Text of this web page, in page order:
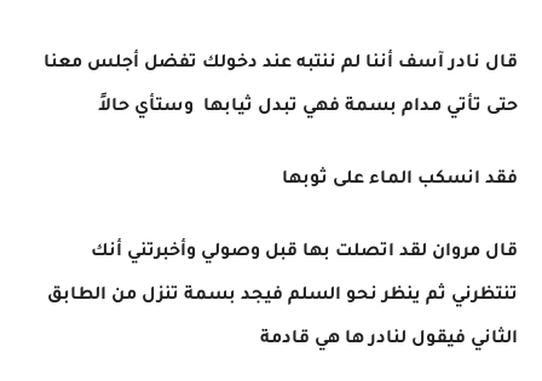
قال نادر آسف أننا لم ننتبه عند دخولك تفضل أجلس معنا
حتى تأتي مدام بسمة فهي تبدل ثيابها وستأي حالاً
فقد انسكب الماء على ثوبها
قال مروان لقد اتصلت بها قبل وصولي وأخبرتني أنك
تنتظرني ثم ينظر نحو السلم فيجد بسمة تنزل من الطابق
الثاني فيقول لنادر ها هي قادمة